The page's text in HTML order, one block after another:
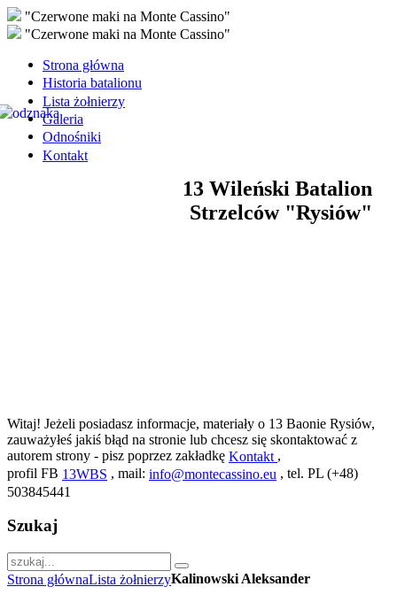
"Czerwone maki na Monte Cassino"
"Czerwone maki na Monte Cassino"
Strona główna
Historia batalionu
Lista żołnierzy
Galeria
Odnośniki
Kontakt
13 Wileński Batalion
Strzelców "Rysiów"
Witaj! Jeżeli posiadasz informacje, materiały o 13 Baonie Rysiów,
zauważyłeś jakiś błąd na stronie lub chcesz się skontaktować z
autorem strony - pisz poprzez zakładkę Kontakt ,
profil FB 13WBS , mail: info@montecassino.eu , tel. PL (+48)
503845441
Szukaj
Strona głównaLista żołnierzyKalinowski Aleksander